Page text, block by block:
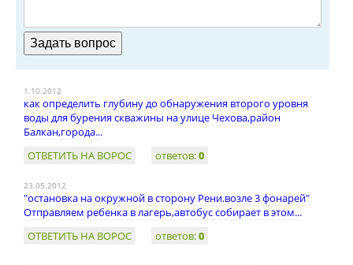
1.10.2012
как определить глубину до обнаружения второго уровня
воды для бурения скважины на улице Чехова,район
Балкан,города...
ОТВЕТИТЬ НА ВОРОС
ответов:0
23.05.2012
"остановка на окружной в сторону Рени.возле 3 фонарей"
Отправляем ребенка в лагерь,автобус собирает в этом...
ОТВЕТИТЬ НА ВОРОС
ответов:0